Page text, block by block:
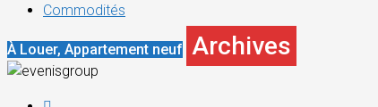
Commodités
À Louer, Appartement neuf Archives